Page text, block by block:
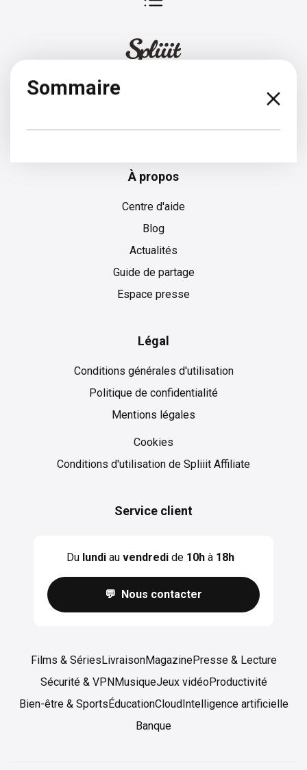
Sommaire
À propos
Centre d'aide
Blog
Actualités
Guide de partage
Espace presse
Légal
Conditions générales d'utilisation
Politique de confidentialité
Mentions légales
Cookies
Cookies
Conditions d'utilisation de Spliiit Affiliate
Service client
Du lundiau vendredide 10hà 18h
💬 Nous contacter
Films & Séries LivraisonMagazinePresse & Lecture
Sécurité & VPN MusiqueJeux vidéoProductivité
Bien-être & Sports ÉducationCloud Intelligence artificielle
Banque